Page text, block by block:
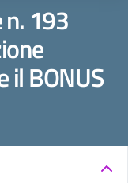
n. 193
il BONUS